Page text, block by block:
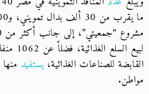
لبيع
القابضة للصناعات الغذائية،يستفيد
مواطن.